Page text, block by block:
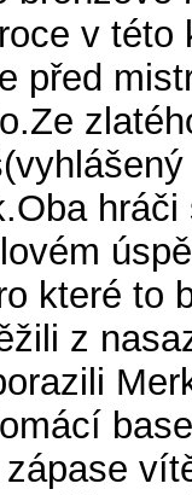
v
před
které to
z